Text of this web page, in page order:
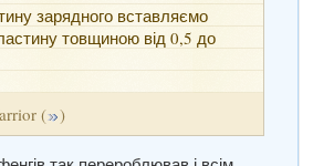
( )
зарядного вставляємо
товщиною від 0,5 до